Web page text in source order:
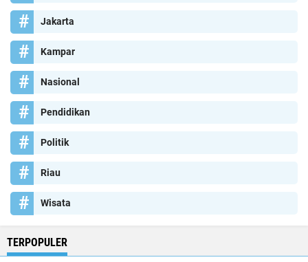
Jakarta
Kampar
Nasional
Pendidikan
Politik
Riau
Wisata
TERPOPULER